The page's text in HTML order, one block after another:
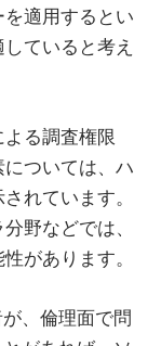
適用するとい
ていると考え
る調査権限
ついては、ハ
れています。
野などでは、
があります。
、倫理面で問